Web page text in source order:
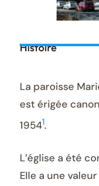
Histoire
La paroisse
est érigée
19541.
L’église a été
Elle a une